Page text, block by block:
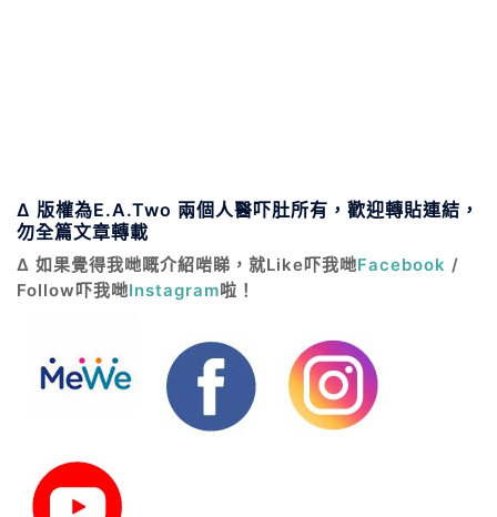
Δ 版權為E.A.Two 兩個人醫吓肚所有，歡迎轉貼連結，
勿全篇文章轉載
Δ 如果覺得我哋嘅介紹啱睇，就Like吓我哋Facebook /
Follow吓我哋Instagram啦！